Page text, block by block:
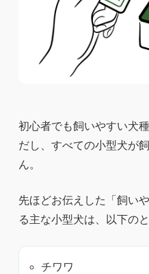
初心者でも飼いやすい犬
だし、すべての小型犬が
ん。
先ほどお伝えした「飼い
る主な小型犬は、以下のと
チワワ